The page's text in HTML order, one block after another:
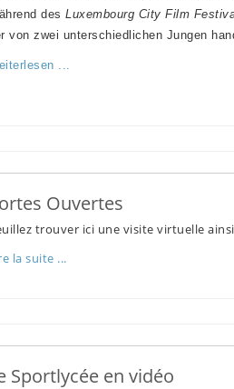
des Luxembourg City Film
von zwei unterschiedlichen Jungen
...
Ouvertes
trouver ici une visite virtuelle
la suite ...
Sportlycée en vidéo